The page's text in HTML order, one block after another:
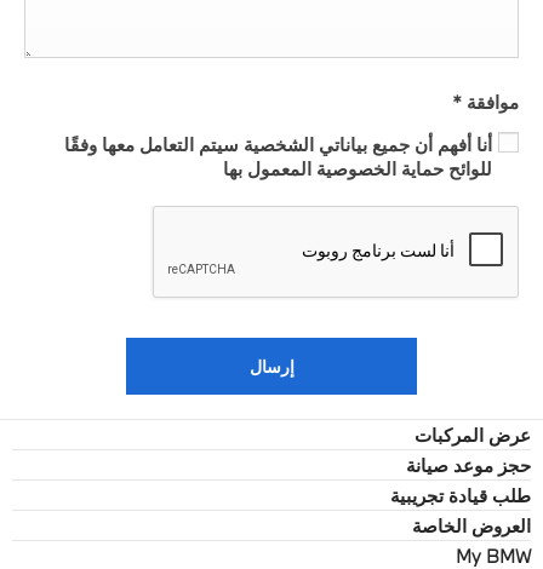
موافقة *
أنا أفهم أن جميع بياناتي الشخصية سيتم التعامل معها وفقًا
للوائح حماية الخصوصية المعمول بها
إرسال
عرض المركبات
حجز موعد صيانة
طلب قيادة تجريبية
العروض الخاصة
My BMW